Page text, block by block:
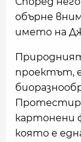
обърне
името на
проектът,
картонени
която е